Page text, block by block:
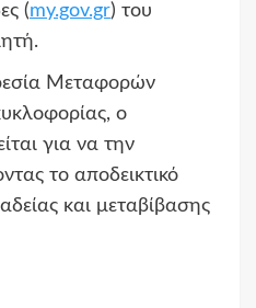
(my.gov.gr) του
Μεταφορών
ο
για να την
το αποδεικτικό
και μεταβίβασης